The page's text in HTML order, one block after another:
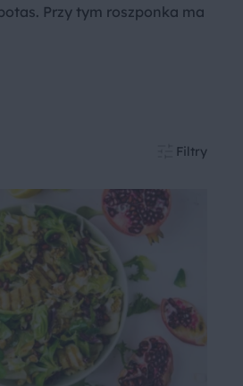
Przy tym roszponka ma
Filtry